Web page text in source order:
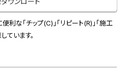
な「チップ(C)」「リピート(R)」「施工
ています。